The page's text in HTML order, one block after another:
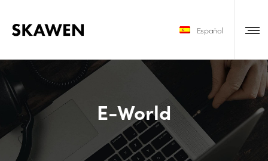
Español
E-World